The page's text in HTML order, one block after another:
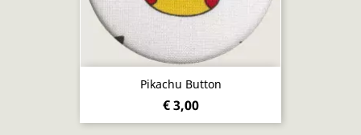
Pikachu Button
€ 3,00